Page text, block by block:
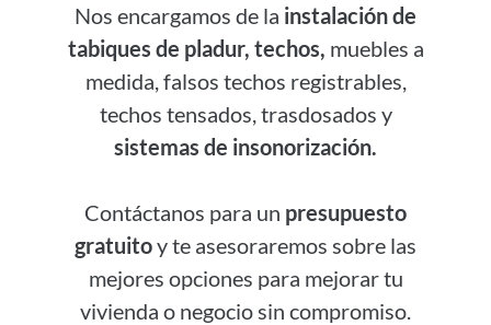
Nos encargamos de la instalación de
tabiques de pladur, techos, muebles a
medida, falsos techos registrables,
techos tensados, trasdosados y
sistemas de insonorización.
Contáctanos para un presupuesto
gratuitoy te asesoraremos sobre las
mejores opciones para mejorar tu
vivienda o negocio sin compromiso.